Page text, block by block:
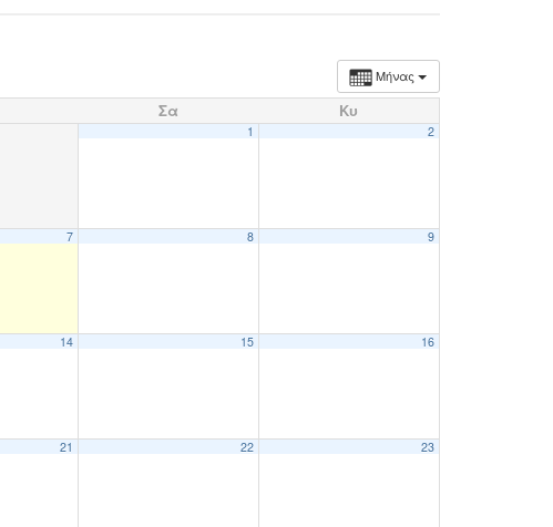
Μήνας
Σα Κυ
1 2
7 8 9
14 15 16
21 22 23